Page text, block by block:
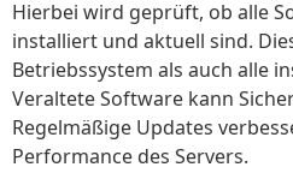
Hierbei wird geprüft, ob alle
installiert und aktuell sind.
Betriebssystem als auch alle
Veraltete Software kann
Regelmäßige Updates
Performance des Servers.